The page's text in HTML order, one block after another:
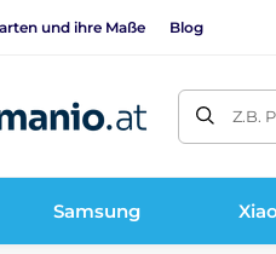
und ihre Maße Blog
Z.B.
Samsung